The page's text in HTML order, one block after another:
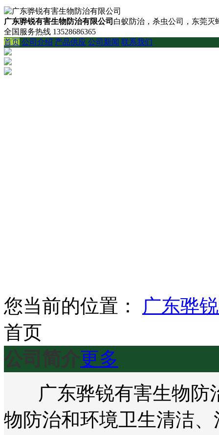
广东骅锐有害生物防治有限公司 白蚁防治，杀虫公司，东莞灭
全国服务热线 13528686365
首页 公司介绍 产品供应 公司新闻 联系我们
您当前的位置：
广东骅
首页
公司简介更多
广东骅锐有害生物防
物防治和环境卫生清洁